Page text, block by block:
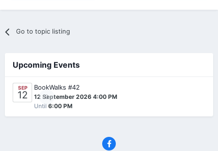
Go to topic listing
Upcoming Events
SEP
12 0
BookWalks #42
12 September 2026 4:00 PM
Until 6:00 PM